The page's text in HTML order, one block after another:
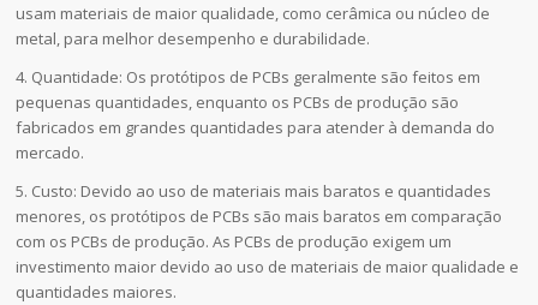
usam materiais de maior qualidade, como cerâmica ou núcleo de
metal, para melhor desempenho e durabilidade.
4. Quantidade: Os protótipos de PCBs geralmente são feitos em
pequenas quantidades, enquanto os PCBs de produção são
fabricados em grandes quantidades para atender à demanda do
mercado.
5. Custo: Devido ao uso de materiais mais baratos e quantidades
menores, os protótipos de PCBs são mais baratos em comparação
com os PCBs de produção. As PCBs de produção exigem um
investimento maior devido ao uso de materiais de maior qualidade e
quantidades maiores.